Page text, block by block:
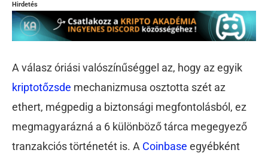
Hirdetés
A válasz óriási valószínűséggel az, hogy az egyik
kriptotőzsde mechanizmusa osztotta szét az
ethert, mégpedig a biztonsági megfontolásból, ez
megmagyarázná a 6 különböző tárca megegyező
tranzakciós történetét is. A Coinbase egyébként